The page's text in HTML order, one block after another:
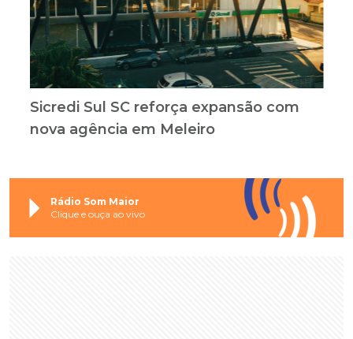
Sicredi Sul SC reforça expansão com
nova agência em Meleiro
Rádio Som Maior
Clique e ouça ao vivo